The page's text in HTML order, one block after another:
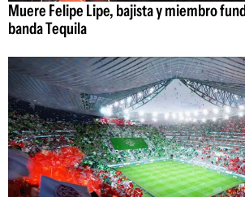
Muere Felipe Lipe, bajista y miembro
banda Tequila